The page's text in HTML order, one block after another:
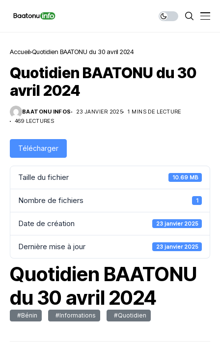
Accueil Quotidien BAATONU du 30 avril 2024
Quotidien BAATONU du 30
avril 2024
BAATONU INFOS 23 JANVIER 2025
1 MINS DE LECTURE
469 LECTURES
Télécharger
Taille du fichier 10.69 MB
Nombre de fichiers 1
Date de création 23 janvier 2025
Dernière mise à jour 23 janvier 2025
Quotidien BAATONU
du 30 avril 2024
#Bénin #Informations #Quotidien